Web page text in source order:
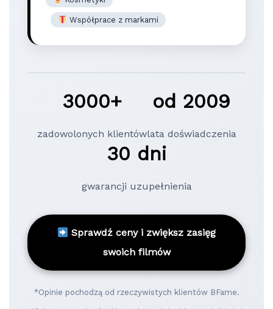
Współprace z markami
3000+
zadowolonych klientów
od 2009
lata doświadczenia
30 dni
gwarancji uzupełnienia
Sprawdź ceny i zwiększ zasięg
swoich filmów
*Opinie pochodzą od rzeczywistych klientów BFame.